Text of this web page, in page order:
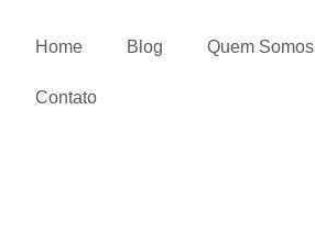
Home Blog Quem Somos
Contato